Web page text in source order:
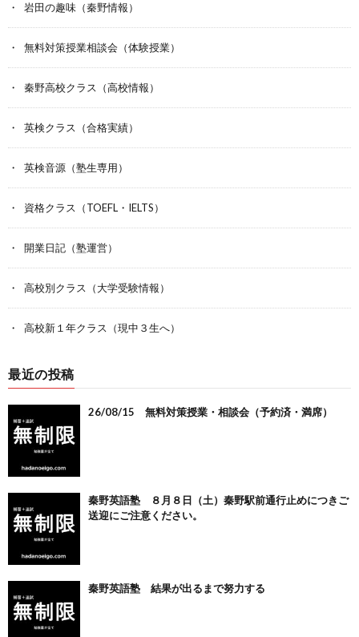
岩田の趣味（秦野情報）
無料対策授業相談会（体験授業）
秦野高校クラス（高校情報）
英検クラス（合格実績）
英検音源（塾生専用）
資格クラス（TOEFL・IELTS）
開業日記（塾運営）
高校別クラス（大学受験情報）
高校新１年クラス（現中３生へ）
最近の投稿
26/08/15 無料対策授業・相談会（予約済・満席）
秦野英語塾 ８月８日（土）秦野駅前通行止めにつきご
送迎にご注意ください。
秦野英語塾 結果が出るまで努力する